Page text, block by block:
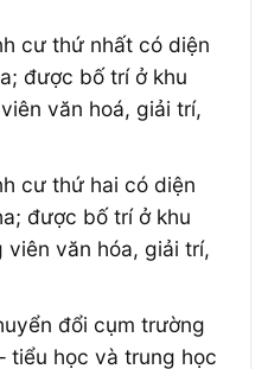
cư thứ nhất có diện
được bố trí ở khu
văn hoá, giải trí,
cư thứ hai có diện
được bố trí ở khu
viên văn hóa, giải trí,
đổi cụm trường
tiểu học và trung học